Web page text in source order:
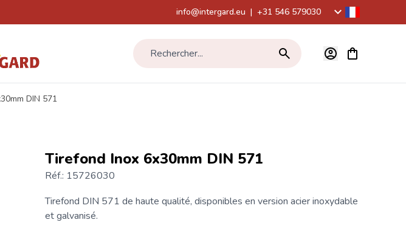
info@intergard.eu | +31 546 579030
Rechercher... Voir le
DIN 571
Tirefond Inox 6x30mm DIN 571
Réf.: 15726030
Tirefond DIN 571 de haute qualité, disponibles en version acier inoxydable
et galvanisé.